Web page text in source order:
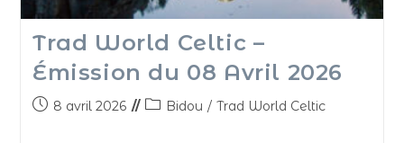
Trad World Celtic –
Émission du 08 Avril 2026
8 avril 2026 Bidou / Trad World Celtic